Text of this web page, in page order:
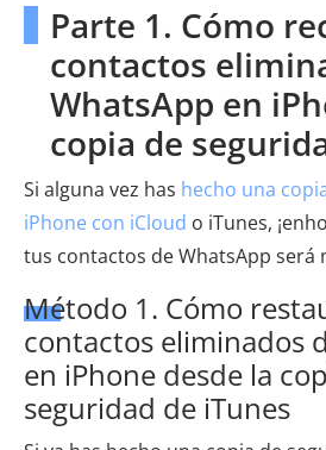
Parte 1. Cómo
contactos
WhatsApp en
copia de
Si alguna vez has hecho una
iPhone con iCloud o iTunes,
tus contactos de WhatsApp será
Método 1. Cómo
contactos eliminados
en iPhone desde la
seguridad de iTunes